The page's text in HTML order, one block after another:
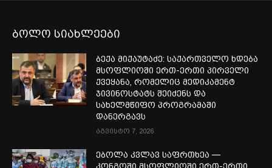
ბოლო სიახლეები
ბექა მიქაუტაძე: საქართველო ხდება
მსოფლიოში ერთ-ერთი პირველი
ქვეყანა, რომელიც მედიკამენტ
ჯივინოსტატს შეიძენს და
სახელმწიფო პროგრამაში
დანერგავს
აგვისტო 7, 2026
ებოლა კვლავ საფრთხეა —